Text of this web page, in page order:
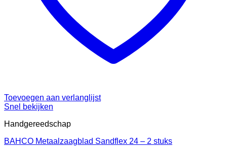
Toevoegen aan verlanglijst
Snel bekijken
Handgereedschap
BAHCO Metaalzaagblad Sandflex 24 – 2 stuks